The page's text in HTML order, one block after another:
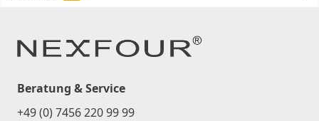
Beratung & Service
+49 (0) 7456 220 99 99